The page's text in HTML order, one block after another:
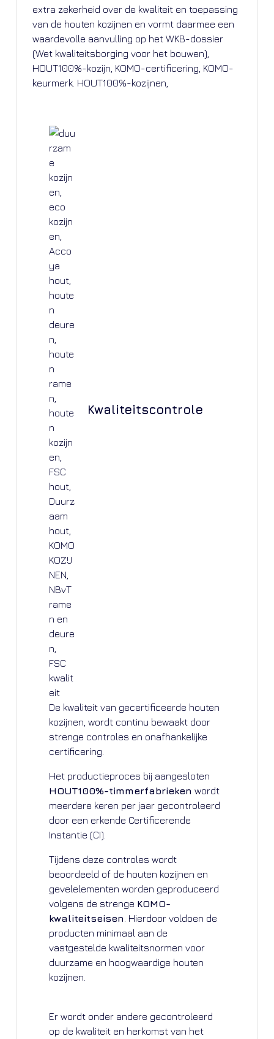
Kwaliteitscontrole
De kwaliteit van gecertificeerde houten
kozijnen, wordt continu bewaakt door
strenge controles en onafhankelijke
certificering.
Het productieproces bij aangesloten
HOUT100%-timmerfabrieken wordt
meerdere keren per jaar gecontroleerd
door een erkende Certificerende
Instantie (CI).
Tijdens deze controles wordt
beoordeeld of de houten kozijnen en
gevelelementen worden geproduceerd
volgens de strenge KOMO-
kwaliteitseisen . Hierdoor voldoen de
producten minimaal aan de
vastgestelde kwaliteitsnormen voor
duurzame en hoogwaardige houten
kozijnen.
Er wordt onder andere gecontroleerd
op de kwaliteit en herkomst van het